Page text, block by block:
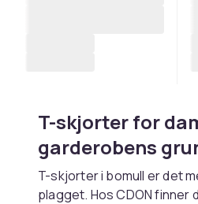
T-skjorter for
garderobens
T-skjorter i bomull er det
plagget. Hos CDON finner